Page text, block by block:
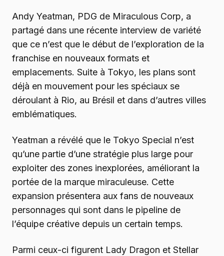
Andy Yeatman, PDG de Miraculous Corp, a
partagé dans une récente interview de variété
que ce n’est que le début de l’exploration de la
franchise en nouveaux formats et
emplacements. Suite à Tokyo, les plans sont
déjà en mouvement pour les spéciaux se
déroulant à Rio, au Brésil et dans d’autres villes
emblématiques.
Yeatman a révélé que le Tokyo Special n’est
qu’une partie d’une stratégie plus large pour
exploiter des zones inexplorées, améliorant la
portée de la marque miraculeuse. Cette
expansion présentera aux fans de nouveaux
personnages qui sont dans le pipeline de
l’équipe créative depuis un certain temps.
Parmi ceux-ci figurent Lady Dragon et Stellar